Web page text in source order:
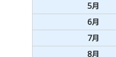
5月
6月
7月
8月